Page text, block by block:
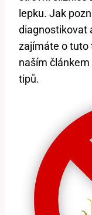
lepku. Jak
diagnostikovat
zajímáte o tuto
naším
tipů.